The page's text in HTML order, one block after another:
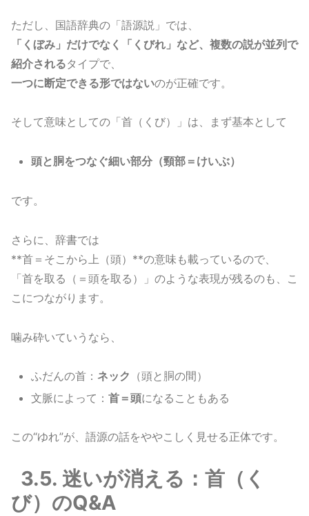
ただし、国語辞典の「語源説」では、
「くぼみ」だけでなく「くびれ」など、複数の説が並列で
紹介されるタイプで、
一つに断定できる形ではないのが正確です。
そして意味としての「首（くび）」は、まず基本として
頭と胴をつなぐ細い部分（頸部＝けいぶ）
です。
さらに、辞書では
**首＝そこから上（頭）**の意味も載っているので、
「首を取る（＝頭を取る）」のような表現が残るのも、こ
こにつながります。
噛み砕いていうなら、
ふだんの首： ネック （頭と胴の間）
文脈によって：首＝頭になることもある
この“ゆれ”が、語源の話をややこしく見せる正体です。
3.5. 迷いが消える：首（く
び）のQ&A